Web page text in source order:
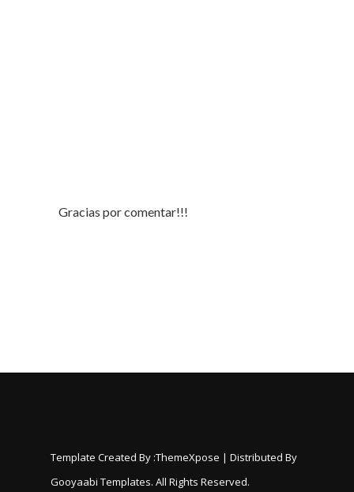
Gracias por comentar!!!
Template Created By :ThemeXpose | Distributed By
Gooyaabi Templates. All Rights Reserved.